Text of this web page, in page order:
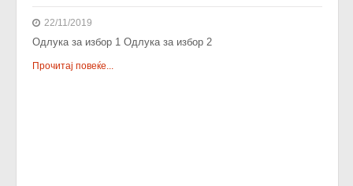
22/11/2019
Одлука за избор 1 Одлука за избор 2
Прочитај повеќе...